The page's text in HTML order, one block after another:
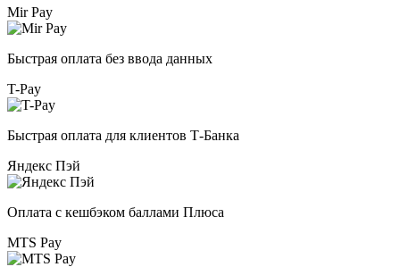
Mir Pay
Быстрая оплата без ввода данных
T-Pay
Быстрая оплата для клиентов Т-Банка
Яндекс Пэй
Оплата с кешбэком баллами Плюса
MTS Pay